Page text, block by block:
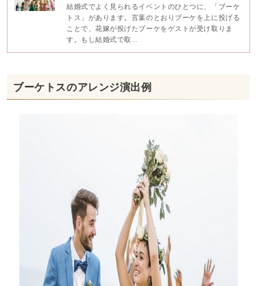
結婚式でよく見られるイベントのひとつに、「ブーケ
トス」があります。言葉のとおりブーケを上に投げる
ことで、花嫁が投げたブーケをゲストが受け取りま
す。もし結婚式で取…
ブーケトスのアレンジ演出例